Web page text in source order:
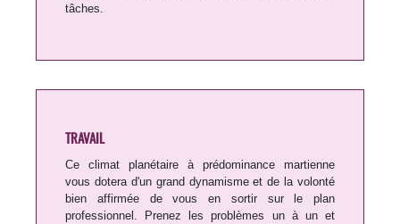
tâches.
TRAVAIL
Ce climat planétaire à prédominance martienne
vous dotera d'un grand dynamisme et de la volonté
bien affirmée de vous en sortir sur le plan
professionnel. Prenez les problèmes un à un et